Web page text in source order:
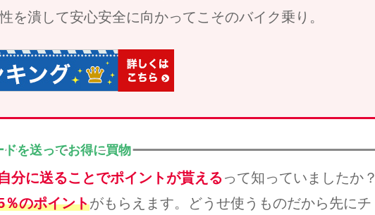
を潰して安心安全に向かってこそのバイク乗り。
を送ってお得に買物
分に送ることでポイントが貰えるって知っていましたか？
％のポイントがもらえます。どうせ使うものだから先にチ